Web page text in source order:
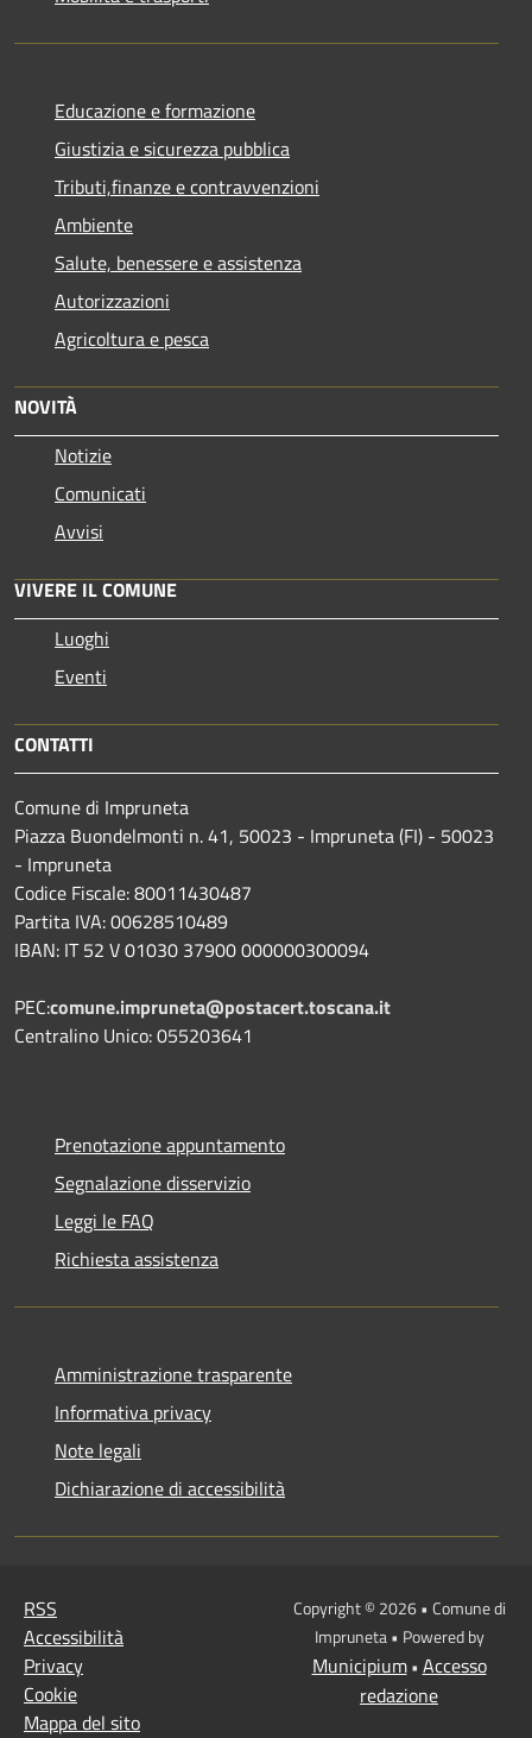
Educazione e formazione
Giustizia e sicurezza pubblica
Tributi,finanze e contravvenzioni
Ambiente
Salute, benessere e assistenza
Autorizzazioni
Agricoltura e pesca
NOVITÀ
Notizie
Comunicati
Avvisi
VIVERE IL COMUNE
Luoghi
Eventi
CONTATTI
Comune di Impruneta
Piazza Buondelmonti n. 41, 50023 - Impruneta (FI) - 50023
- Impruneta
Codice Fiscale: 80011430487
Partita IVA: 00628510489
IBAN: IT 52 V 01030 37900 000000300094
PEC:comune.impruneta@postacert.toscana.it
Centralino Unico: 055203641
Prenotazione appuntamento
Segnalazione disservizio
Leggi le FAQ
Richiesta assistenza
Amministrazione trasparente
Informativa privacy
Note legali
Dichiarazione di accessibilità
RSS
Accessibilità
Privacy
Cookie
Mappa del sito
Copyright © 2026 • Comune di
Impruneta • Powered by
Municipium• Accesso
redazione